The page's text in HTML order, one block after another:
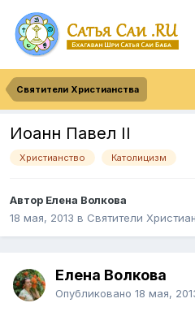
Святители Христианства
Иоанн Павел II
Христианство Католицизм
Автор Елена Волкова
18 мая, 2013 в Святители
Елена Волкова
Опубликовано 18 мая,